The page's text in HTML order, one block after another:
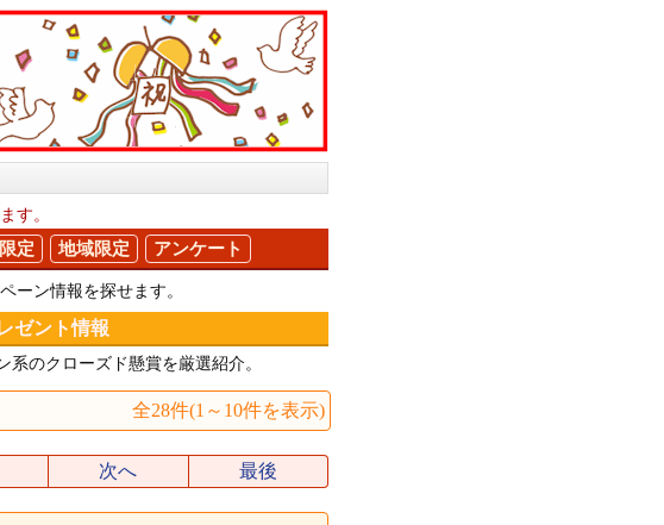
す。
定 地域限定 アンケート
ーン情報を探せます。
ゼント情報
のクローズド懸賞を厳選紹介。
全28件(1～10件を表示)
次へ 最後